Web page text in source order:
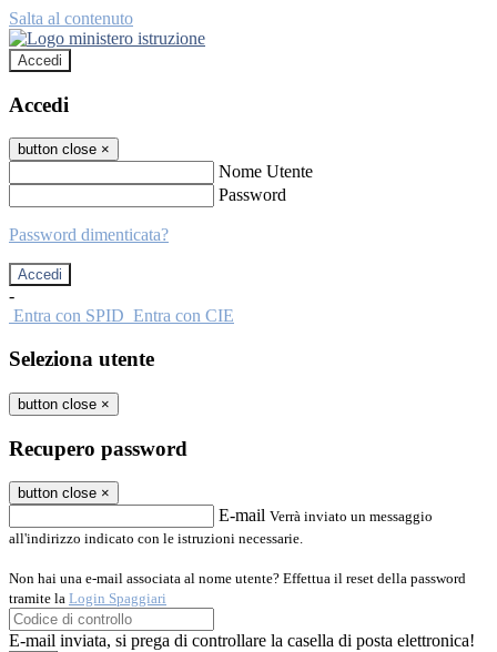
Salta al contenuto
Accedi
Accedi
button close ×
Nome Utente
Password
Password dimenticata?
-
Entra con SPID Entra con CIE
Seleziona utente
button close ×
Recupero password
button close ×
E-mail Verrà inviato un messaggio
all'indirizzo indicato con le istruzioni necessarie.
Non hai una e-mail associata al nome utente? Effettua il reset della password
tramite la Login Spaggiari
E-mail inviata, si prega di controllare la casella di posta elettronica!